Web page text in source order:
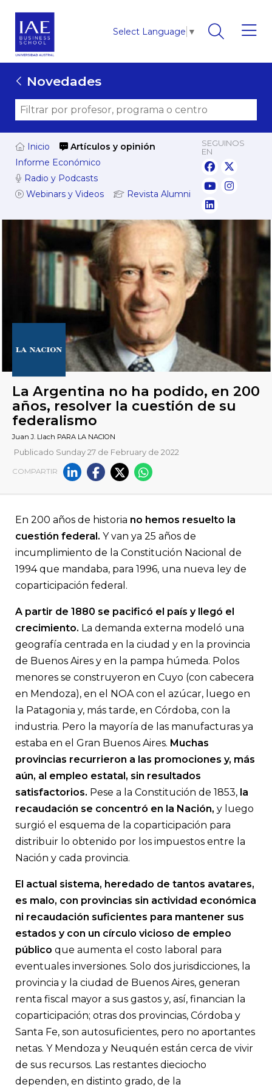
Select Language ▼
Novedades
Inicio
Artículos y opinión
Informe Económico
Radio y Podcasts
Webinars y Videos
Revista Alumni
SEGUINOS
EN
La Argentina no ha podido,
federalismo
Juan J. Llach PARA LA NACION
Publicado Sunday 27 de February de 2022
COMPARTIR
En 200 años de historia no hemos resuelto la
cuestión federal. Y van ya 25 años de
incumplimiento de la Constitución Nacional de
1994 que mandaba, para 1996, una nueva ley de
coparticipación federal.
A partir de 1880 se pacificó el país y llegó el
crecimiento. La demanda externa modeló una
geografía centrada en la ciudad y en la provincia
de Buenos Aires y en la pampa húmeda. Polos
menores se construyeron en Cuyo (con cabecera
en Mendoza), en el NOA con el azúcar, luego en
la Patagonia y, más tarde, en Córdoba, con la
industria. Pero la mayoría de las manufacturas ya
estaba en el Gran Buenos Aires. Muchas
provincias recurrieron a las promociones y, más
aún, al empleo estatal, sin resultados
satisfactorios. Pese a la Constitución de 1853, la
recaudación se concentró en la Nación, y luego
surgió el esquema de la coparticipación para
distribuir lo obtenido por los impuestos entre la
Nación y cada provincia.
El actual sistema, heredado de tantos avatares,
es malo, con provincias sin actividad económica
ni recaudación suficientes para mantener sus
estados y con un círculo vicioso de empleo
público que aumenta el costo laboral para
eventuales inversiones. Solo dos jurisdicciones, la
provincia y la ciudad de Buenos Aires, generan
renta fiscal mayor a sus gastos y, así, financian la
coparticipación; otras dos provincias, Córdoba y
Santa Fe, son autosuficientes, pero no aportantes
netas. Y Mendoza y Neuquén están cerca de vivir
de sus recursos. Las restantes dieciocho
dependen, en distinto grado, de la